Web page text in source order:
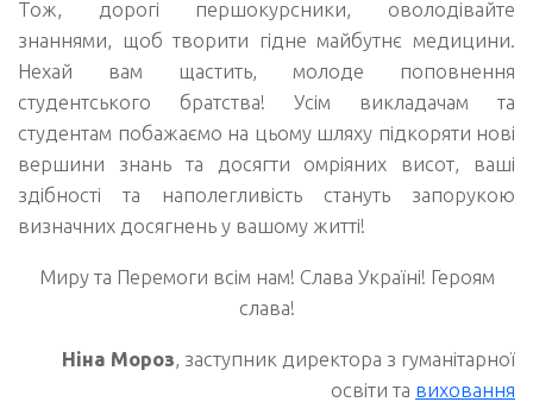
Тож, дорогі першокурсники, оволодівайте
знаннями, щоб творити гідне майбутнє медицини.
Нехай вам щастить, молоде поповнення
студентського братства! Усім викладачам та
студентам побажаємо на цьому шляху підкоряти нові
вершини знань та досягти омріяних висот, ваші
здібності та наполегливість стануть запорукою
визначних досягнень у вашому житті!
Миру та Перемоги всім нам! Слава Україні! Героям
слава!
Ніна Мороз , заступник директора з гуманітарної
освіти та виховання